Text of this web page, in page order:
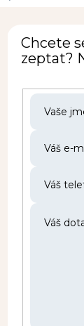
Chcete
zeptat?